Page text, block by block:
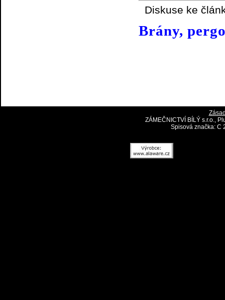
Diskuse ke
Brány,
ZÁMEČNICTVÍ BÍLÝ s.r.o.,
Spisová značka: C